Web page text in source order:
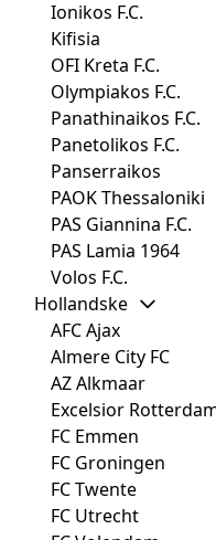
Ionikos F.C.
Kifisia
OFI Kreta F.C.
Olympiakos F.C.
Panathinaikos F.C.
Panetolikos F.C.
Panserraikos
PAOK Thessaloniki
PAS Giannina F.C.
PAS Lamia 1964
Volos F.C.
Hollandske
AFC Ajax
Almere City FC
AZ Alkmaar
Excelsior
FC Emmen
FC Groningen
FC Twente
FC Utrecht